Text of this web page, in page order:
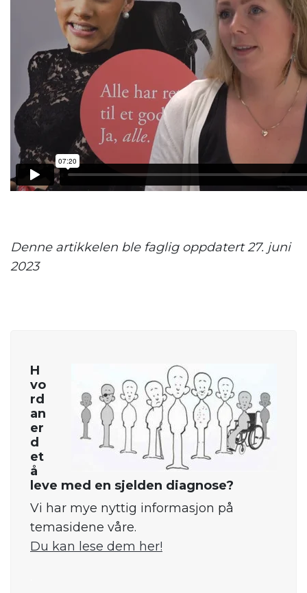
Denne artikkelen ble faglig oppdatert 27. juni
2023
H
vo
rd
an
er
d
et
å
leve med en sjelden diagnose?
Vi har mye nyttig informasjon på
temasidene våre.
Du kan lese dem her!